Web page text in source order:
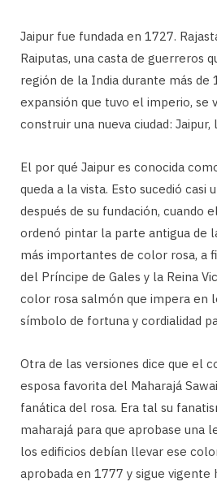
Jaipur fue fundada en 1727.
Raiputas, una casta de guerreros
región de la India durante más de
expansión que tuvo el imperio, se
construir una nueva ciudad:
El por qué Jaipur es conocida
queda a la vista. Esto sucedió casi
después de su fundación, cuando
ordenó pintar la parte antigua de
más importantes de color rosa, a
del Príncipe de Gales y la Reina
color rosa salmón que impera en
símbolo de fortuna y cordialidad
Otra de las versiones dice que el
esposa favorita del Maharajá
fanática del rosa. Era tal su
maharajá para que aprobase una
los edificios debían llevar ese
aprobada en 1777 y sigue vigente